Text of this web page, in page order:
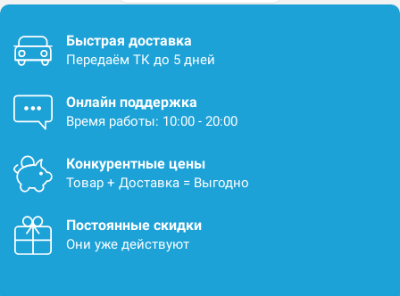
Быстрая доставка
Передаём ТК до 5 дней
Онлайн поддержка
Время работы: 10:00 - 20:00
Конкурентные цены
Товар + Доставка = Выгодно
Постоянные скидки
Они уже действуют